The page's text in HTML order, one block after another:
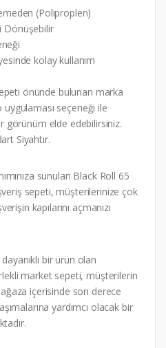
(Poliproplen)
Dönüşebilir
kolay kullanım
önünde bulunan marka
uygulaması seçeneği ile
görünüm elde edebilirsiniz.
Siyahtır.
sunulan Black Roll 65
sepeti, müşterilerinize çok
kapılarını açmanızı
bir ürün olan
market sepeti, müşterilerin
içerisinde son derece
yardımcı olacak bir